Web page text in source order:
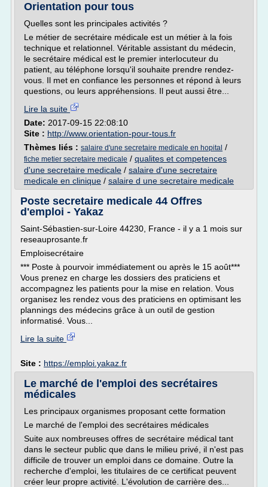
Orientation pour tous
Quelles sont les principales activités ?
Le métier de secrétaire médicale est un métier à la fois
technique et relationnel. Véritable assistant du médecin,
le secrétaire médical est le premier interlocuteur du
patient, au téléphone lorsqu'il souhaite prendre rendez-
vous. Il met en confiance les personnes et répond à leurs
questions, ou leurs appréhensions. Il peut aussi être...
Lire la suite
Date: 2017-09-15 22:08:10
Site : http://www.orientation-pour-tous.fr
Thèmes liés : salaire d'une secretaire medicale en hopital /
fiche metier secretaire medicale / qualites et competences
d'une secretaire medicale / salaire d'une secretaire
medicale en clinique / salaire d une secretaire medicale
Poste secretaire medicale 44 Offres
d'emploi - Yakaz
Saint-Sébastien-sur-Loire 44230, France - il y a 1 mois sur
reseauprosante.fr
Emploisecrétaire
*** Poste à pourvoir immédiatement ou après le 15 août***
Vous prenez en charge les dossiers des praticiens et
accompagnez les patients pour la mise en relation. Vous
organisez les rendez vous des praticiens en optimisant les
plannings des médecins grâce à un outil de gestion
informatisé. Vous...
Lire la suite
Site : https://emploi.yakaz.fr
Le marché de l'emploi des secrétaires
médicales
Les principaux organismes proposant cette formation
Le marché de l'emploi des secrétaires médicales
Suite aux nombreuses offres de secrétaire médical tant
dans le secteur public que dans le milieu privé, il n'est pas
difficile de trouver un emploi dans ce domaine. Outre la
recherche d'emploi, les titulaires de ce certificat peuvent
créer leur propre activité. L'évolution de carrière des...